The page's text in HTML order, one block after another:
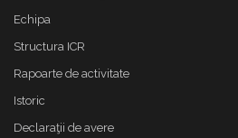
Echipa
Structura ICR
Rapoarte de activitate
Istoric
Declaraţii de avere